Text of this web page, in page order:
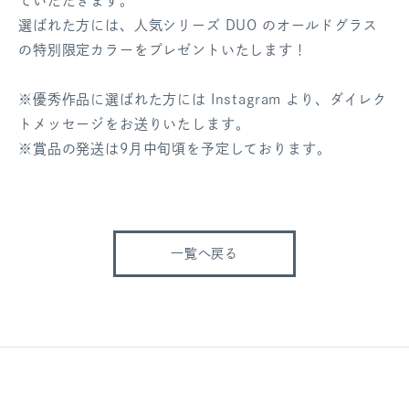
選ばれた方には、人気シリーズ DUO のオールドグラス
の特別限定カラーをプレゼントいたします！
※優秀作品に選ばれた方には Instagram より、ダイレク
トメッセージをお送りいたします。
※賞品の発送は9月中旬頃を予定しております。
一覧へ戻る